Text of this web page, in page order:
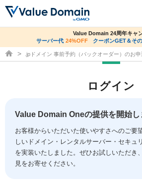
ドメイントップ
ドメイン移管
ドメイン価格一覧
ドメイン一括検索
コアサーバー
バリューサーバー
XREA
セキュリティトップ
Value Domain ネットde診断
SSL証明書
サービストップ
お得意様割引
facebook
co.jpドメイン✕コアサーバーV2ビジネス
サーバー料金1年間無料
詳
Value Domain 24周年キャ
サーバー代 24%OFF クーポンGET＆そ
ドメイン取得ならバリュードメイン
.jpドメイン 事前予約（バックオーダー）のお
ログイン
Value Domain Oneの提供を開始し
お客様からいただいた使いやすさへのご要
しいドメイン・レンタルサーバー・セキュ
を実装いたしました。ぜひお試しいただき
見をお寄せください。